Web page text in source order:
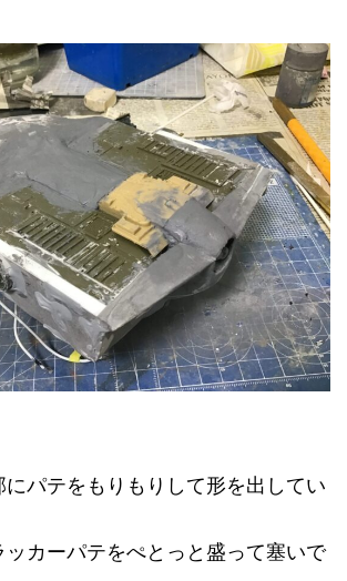
にパテをもりもりして形を出してい
カーパテをぺとっと盛って塞いで